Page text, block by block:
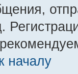
началу